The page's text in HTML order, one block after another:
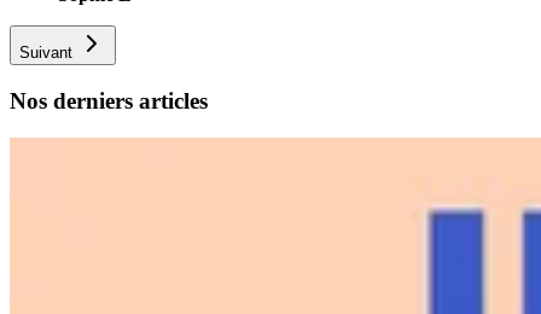
Suivant
Nos derniers articles